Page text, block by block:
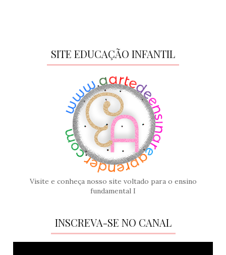
SITE EDUCAÇÃO INFANTIL
Visite e conheça nosso site voltado para o ensino
fundamental I
INSCREVA-SE NO CANAL